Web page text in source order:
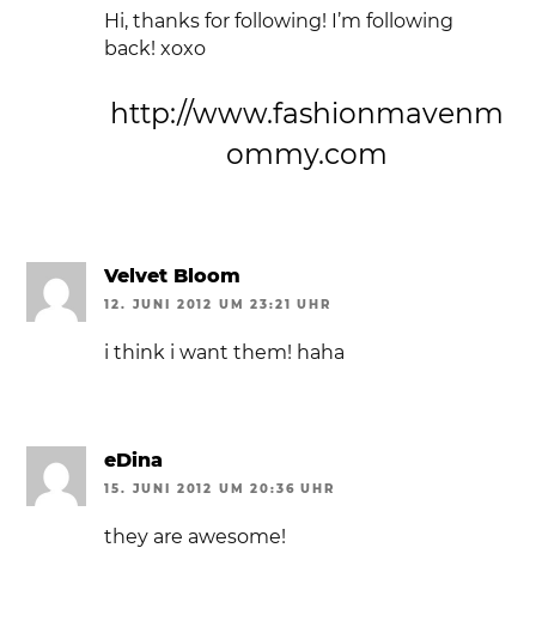
Hi, thanks for following! I’m following
back! xoxo
http://www.fashionmavenm
ommy.com
Velvet Bloom
12. JUNI 2012 UM 23:21 UHR
i think i want them! haha
eDina
15. JUNI 2012 UM 20:36 UHR
they are awesome!